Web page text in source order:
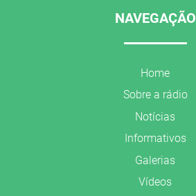
NAVEGAÇÃO
Home
Sobre a rádio
Notícias
Informativos
Galerias
Vídeos